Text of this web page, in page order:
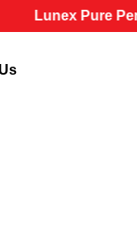
Pure Performance